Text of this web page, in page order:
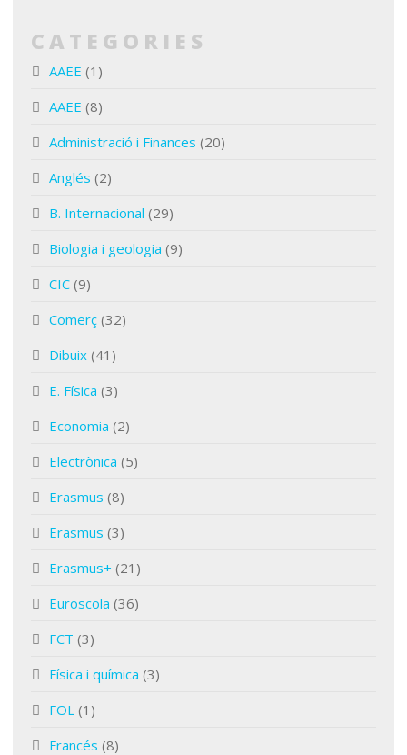
CATEGORIES
AAEE (1)
AAEE (8)
Administració i Finances (20)
Anglés (2)
B. Internacional (29)
Biologia i geologia (9)
CIC (9)
Comerç (32)
Dibuix (41)
E. Física (3)
Economia (2)
Electrònica (5)
Erasmus (8)
Erasmus (3)
Erasmus+ (21)
Euroscola (36)
FCT (3)
Física i química (3)
FOL (1)
Francés (8)